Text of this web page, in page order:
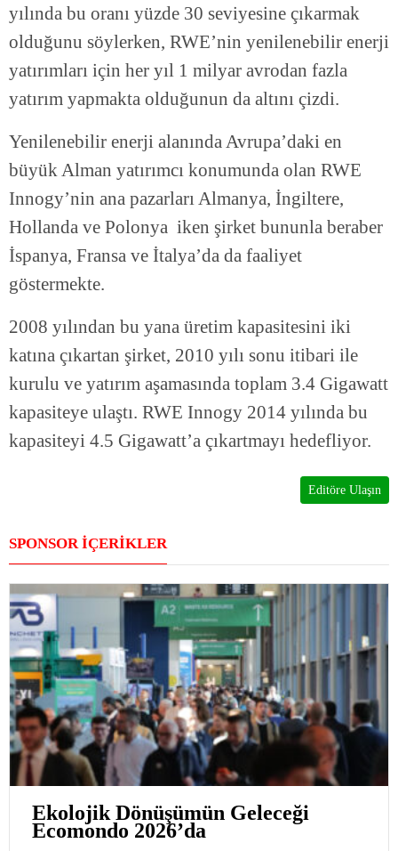
yılında bu oranı yüzde 30 seviyesine çıkarmak
olduğunu söylerken, RWE’nin yenilenebilir enerji
yatırımları için her yıl 1 milyar avrodan fazla
yatırım yapmakta olduğunun da altını çizdi.
Yenilenebilir enerji alanında Avrupa’daki en
büyük Alman yatırımcı konumunda olan RWE
Innogy’nin ana pazarları Almanya, İngiltere,
Hollanda ve Polonya iken şirket bununla beraber
İspanya, Fransa ve İtalya’da da faaliyet
göstermekte.
2008 yılından bu yana üretim kapasitesini iki
katına çıkartan şirket, 2010 yılı sonu itibari ile
kurulu ve yatırım aşamasında toplam 3.4 Gigawatt
kapasiteye ulaştı. RWE Innogy 2014 yılında bu
kapasiteyi 4.5 Gigawatt’a çıkartmayı hedefliyor.
Editöre Ulaşın
SPONSOR İÇERİKLER
Ekolojik Dönüşümün Geleceği
Ecomondo 2026’da